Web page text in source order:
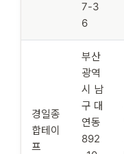
7-3
6
경일종
합테이
프
부산
광역
시 남
구 대
연동
892